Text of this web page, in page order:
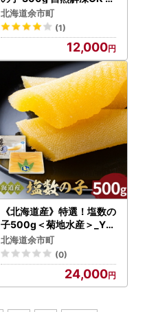
チプチ食感 北海道産 おせ
ち料理に最適 北海道 余市
町 送料無料_Y121-0003
北海道余市町
(1)
12,000
《北海道産》特選！塩数の
子500g＜菊地水産＞_Y0
20-0322
北海道余市町
(0)
24,000